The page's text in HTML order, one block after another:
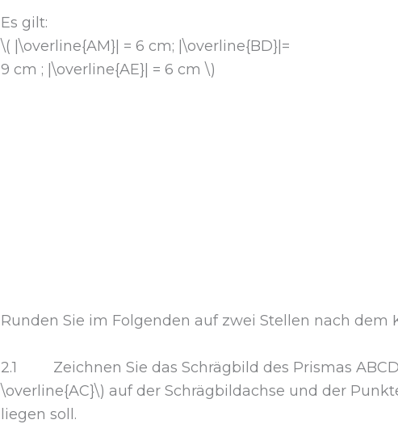
Es gilt:
\( |\overline{AM}| = 6 cm; |\overline{BD}|=
9 cm ; |\overline{AE}| = 6 cm \)
Runden Sie im Folgenden auf zwei Stellen nach dem
2.1 Zeichnen Sie das Schrägbild des Prismas
\overline{AC}\) auf der Schrägbildachse und der
liegen soll.